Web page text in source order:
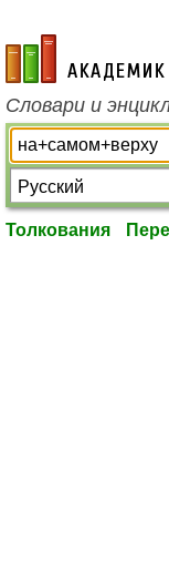
academic.ru
Словари и
Толкования